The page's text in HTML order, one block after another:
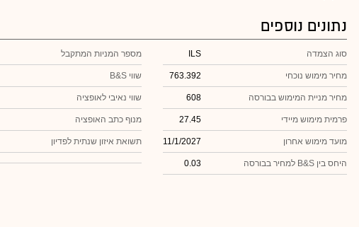
נתונים נוספים
סוג הצמדה ILS
מחיר מימוש נוכחי 763.392
מחיר מניית המימוש בבורסה 608
פרמית מימוש מיידי 27.45
מועד מימוש אחרון 11/1/2027
היחס בין B&S למחיר בבורסה 0.03
מספר המניות המתקבל
שווי B&S
שווי נאיבי לאופציה
מנוף כתב האופציה
תשואת איזון שנתית לפדיון